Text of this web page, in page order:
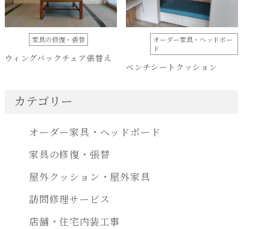
家具の修復・張替
ウィングバックチェア張替え
オーダー家具・ヘッドボー
ド
ベンチシートクッション
カテゴリー
オーダー家具・ヘッドボード
家具の修復・張替
屋外クッション・屋外家具
訪問修理サービス
店舗・住宅内装工事